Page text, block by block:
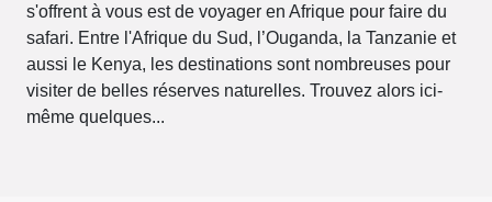
s'offrent à vous est de voyager en Afrique pour faire du
safari. Entre l'Afrique du Sud, l’Ouganda, la Tanzanie et
aussi le Kenya, les destinations sont nombreuses pour
visiter de belles réserves naturelles. Trouvez alors ici-
même quelques...